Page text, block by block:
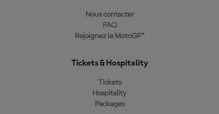
Nous contacter
FAQ
Rejoignez le MotoGP™
Tickets & Hospitality
Tickets
Hospitality
Packages